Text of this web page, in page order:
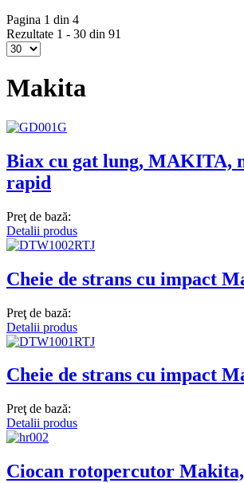
Pagina 1 din 4
Rezultate 1 - 30 din 91
Makita
Biax cu gat lung, MAKITA,
rapid
Preţ de bază:
Detalii produs
Cheie de strans cu impact
Preţ de bază:
Detalii produs
Cheie de strans cu impact
Preţ de bază:
Detalii produs
Ciocan rotopercutor